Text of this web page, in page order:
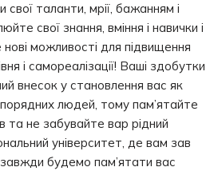
свої таланти, мрії, бажанням і
свої знання, вміння і навички і
нові можливості для підвищення
і самореалізації! Ваші здобутки
внесок у становлення вас як
порядних людей, тому пам’ятайте
та не забувайте вар рідний
університет, де вам зав
будемо пам’ятати вас